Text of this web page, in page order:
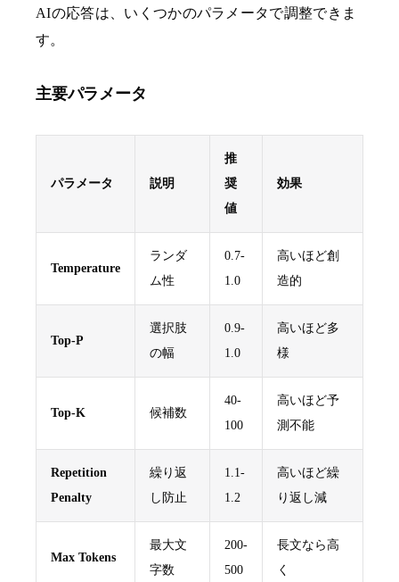
AIの応答は、いくつかのパラメータで調整できま
す。
主要パラメータ
パラメータ 説明
推
奨
値
効果
Temperature
ランダ
ム性
0.7-
1.0
高いほど創
造的
Top-P
選択肢
の幅
0.9-
1.0
高いほど多
様
Top-K 候補数
40-
100
高いほど予
測不能
Repetition
Penalty
繰り返
し防止
1.1-
1.2
高いほど繰
り返し減
Max Tokens
最大文
字数
200-
500
長文なら高
く